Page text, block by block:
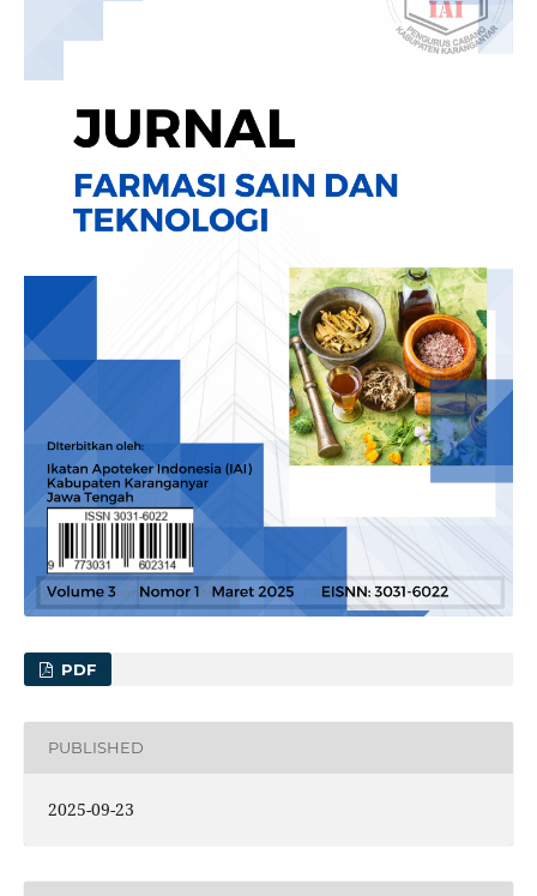
PDF
PUBLISHED
2025-09-23